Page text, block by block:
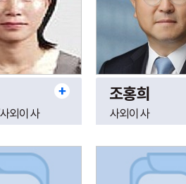
외이사
조홍희
사외이사